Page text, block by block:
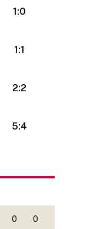
1:0
1:1
2:2
5:4
0 0